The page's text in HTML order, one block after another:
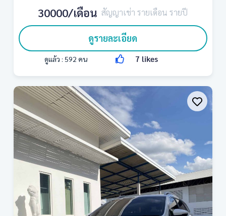
30000/เดือน สัญญาเช่า รายเดือน รายปี
ดูรายละเอียด
ดูแล้ว : 592 คน 7 likes